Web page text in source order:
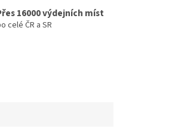
16000 výdejních míst
celé ČR a SR